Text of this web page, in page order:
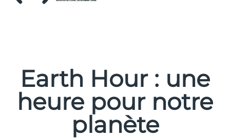
Earth Hour : une
heure pour notre
planète